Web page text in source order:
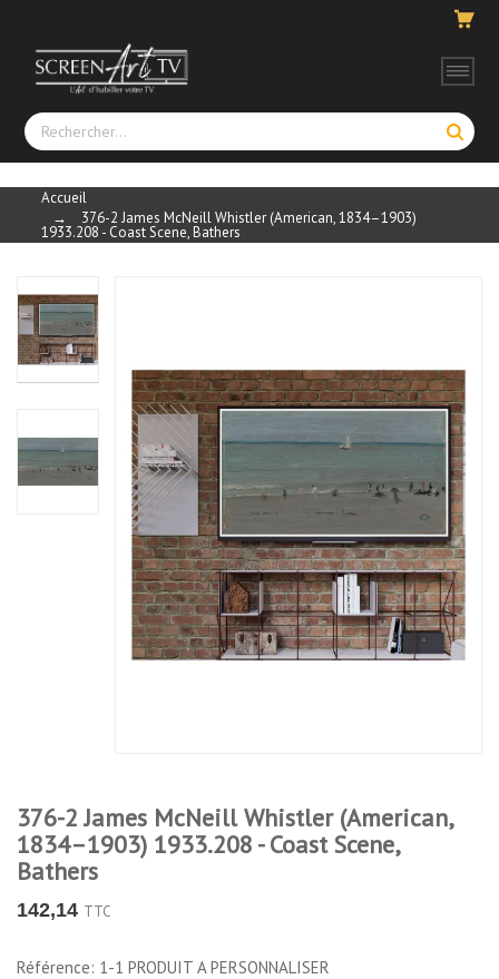
Accueil
→
376-2 James McNeill Whistler (American, 1834–1903)
1933.208 - Coast Scene, Bathers
376-2 James McNeill Whistler (American,
1834–1903) 1933.208 - Coast Scene,
Bathers
142,14 TTC
Référence: 1-1 PRODUIT A PERSONNALISER